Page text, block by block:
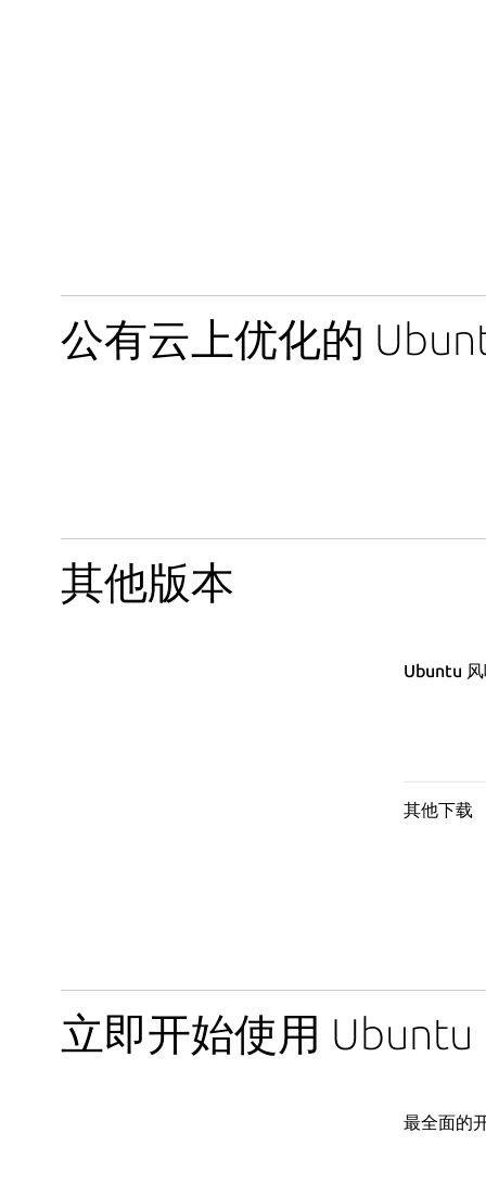
公有云上优化的
其他版本
Ubuntu
其他下载
立即开始使用 Ubuntu
最全面的